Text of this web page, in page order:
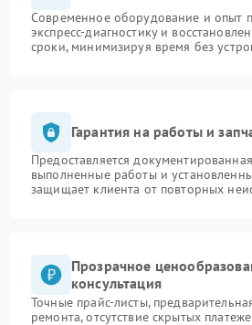
Современное оборудование и опыт
экспресс-диагностику и
сроки, минимизируя время без
Гарантия на работы и
Предоставляется
выполненные работы и
защищает клиента от повторных
Прозрачное
консультация
Точные прайс-листы,
ремонта, отсутствие скрытых